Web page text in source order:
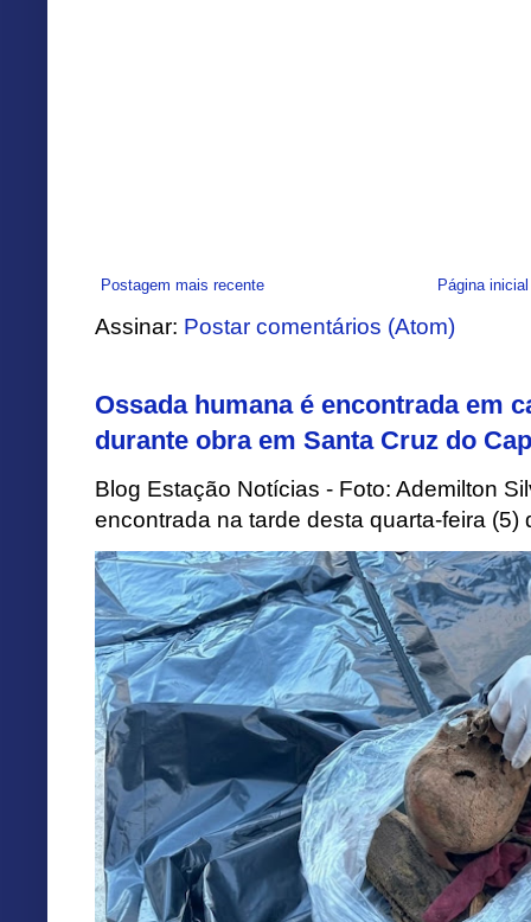
Postagem mais recente Página inicial
Assinar: Postar comentários (Atom)
Ossada humana é encontrada em
durante obra em Santa Cruz do
Blog Estação Notícias - Foto: Ademilton
encontrada na tarde desta quarta-feira (5)